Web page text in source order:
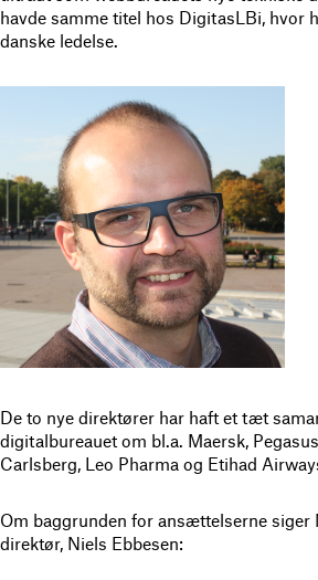
havde samme titel hos DigitasLBi, hvor
danske ledelse.
De to nye direktører har haft et tæt
digitalbureauet om bl.a. Maersk,
Carlsberg, Leo Pharma og Etihad
Om baggrunden for ansættelserne siger
direktør, Niels Ebbesen: